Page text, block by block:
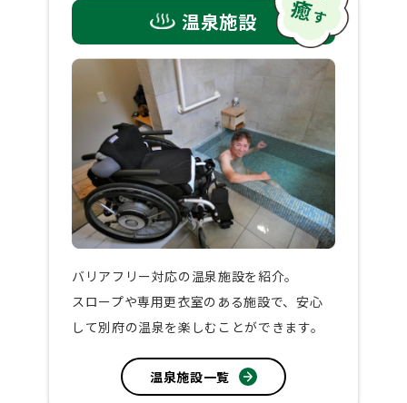
温泉施設
バリアフリー対応の温泉施設を紹介。
スロープや専用更衣室のある施設で、安心
して別府の温泉を楽しむことができます。
温泉施設一覧